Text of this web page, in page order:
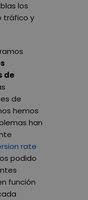
los
tráfico y
de
de
hemos
han
rate
podido
función